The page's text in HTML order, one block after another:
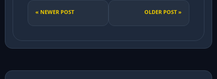
« NEWER POST OLDER POST »